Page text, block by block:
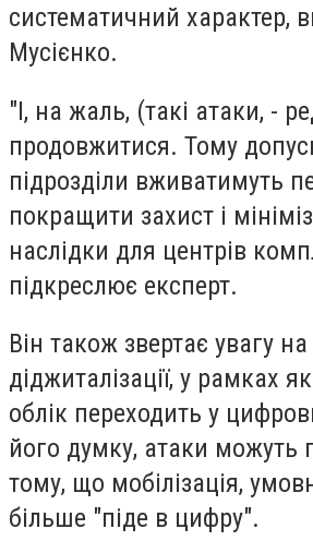
систематичний характер,
Мусієнко.
"І, на жаль, (такі атаки, -
продовжитися. Тому
підрозділи вживатимуть
покращити захист і
наслідки для центрів
підкреслює експерт.
Він також звертає увагу
діджиталізації, у рамках
облік переходить у
його думку, атаки можуть
тому, що мобілізація,
більше "піде в цифру".